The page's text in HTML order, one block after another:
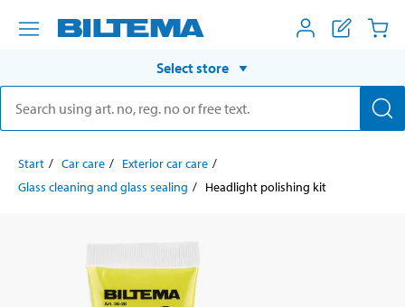
Select store
Start Car care
Exterior car care
Glass cleaning and glass sealing
Headlight polishing kit